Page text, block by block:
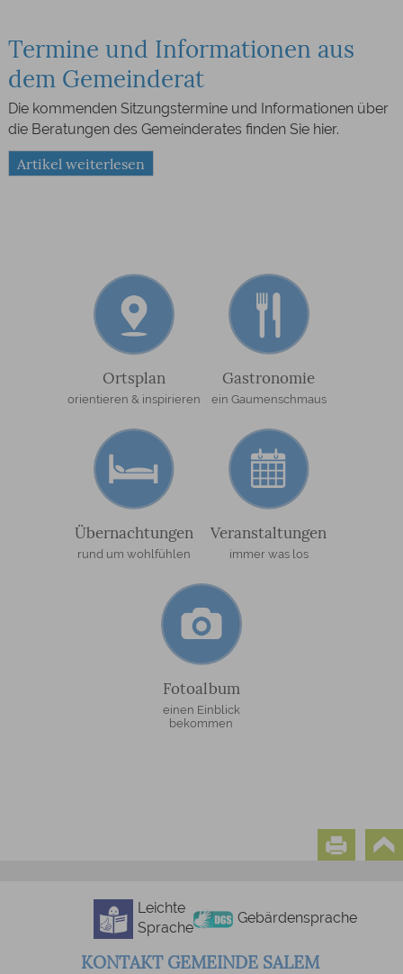
Termine und Informationen aus
dem Gemeinderat
Die kommenden Sitzungstermine und Informationen über
die Beratungen des Gemeinderates finden Sie hier.
Artikel weiterlesen
Ortsplan
orientieren & inspirieren
Gastronomie
ein Gaumenschmaus
Übernachtungen
rund um wohlfühlen
Veranstaltungen
immer was los
Fotoalbum
einen Einblick
bekommen
Leichte
Sprache
Gebärdensprache
KONTAKT GEMEINDE SALEM